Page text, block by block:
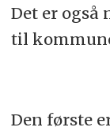
Det er også
til
Den første